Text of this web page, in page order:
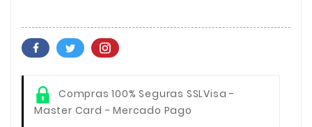
Compras 100% Seguras SSLVisa -
Master Card - Mercado Pago